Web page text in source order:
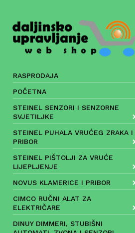
RASPRODAJA
POČETNA
STEINEL SENZORI I SENZORNE
SVJETILJKE
STEINEL PUHALA VRUĆEG ZRAKA I
PRIBOR
STEINEL PIŠTOLJI ZA VRUĆE
LIJEPLJENJE
NOVUS KLAMERICE I PRIBOR
CIMCO RUČNI ALAT ZA
ELEKTRIČARE
DINUY DIMMERI, STUBIŠNI